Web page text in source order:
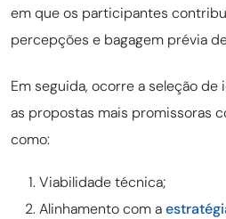
em que os participantes
percepções e bagagem prévia
Em seguida, ocorre a seleção
as propostas mais promissoras
como:
Viabilidade técnica;
Alinhamento com a